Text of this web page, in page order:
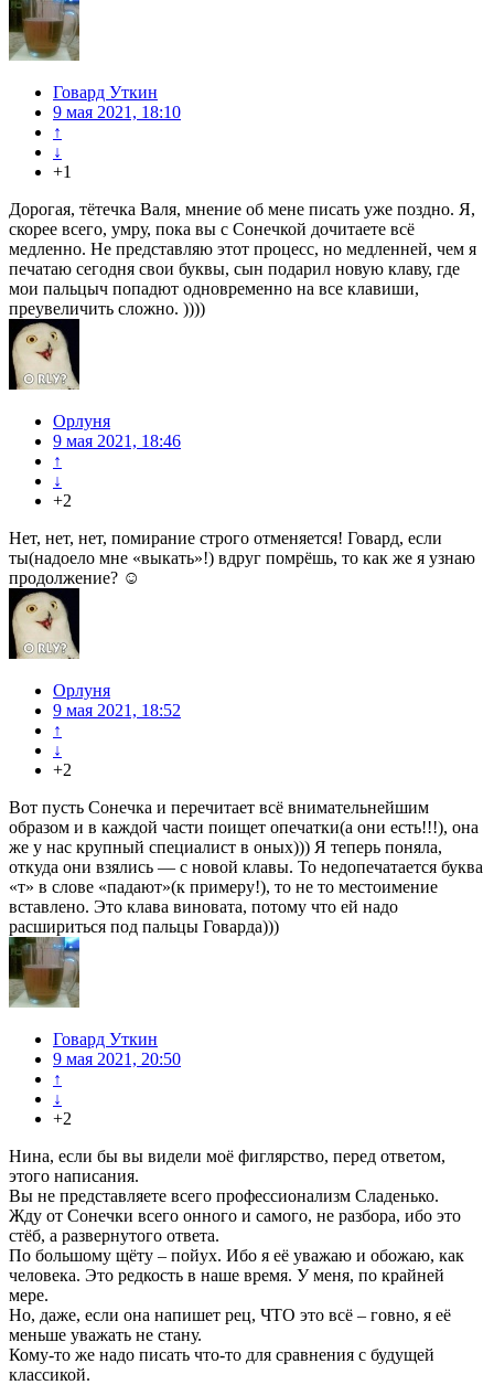
Говард Уткин
9 мая 2021, 18:10
↑
↓
+1
Дорогая, тётечка Валя, мнение об мене писать уже поздно. Я,
скорее всего, умру, пока вы с Сонечкой дочитаете всё
медленно. Не представляю этот процесс, но медленней, чем я
печатаю сегодня свои буквы, сын подарил новую клаву, где
мои пальцыч попадют одновременно на все клавиши,
преувеличить сложно. ))))
Орлуня
9 мая 2021, 18:46
↑
↓
+2
Нет, нет, нет, помирание строго отменяется! Говард, если
ты(надоело мне «выкать»!) вдруг помрёшь, то как же я узнаю
продолжение? ☺
Орлуня
9 мая 2021, 18:52
↑
↓
+2
Вот пусть Сонечка и перечитает всё внимательнейшим
образом и в каждой части поищет опечатки(а они есть!!!), она
же у нас крупный специалист в оных))) Я теперь поняла,
откуда они взялись — с новой клавы. То недопечатается буква
«т» в слове «падают»(к примеру!), то не то местоимение
вставлено. Это клава виновата, потому что ей надо
расшириться под пальцы Говарда)))
Говард Уткин
9 мая 2021, 20:50
↑
↓
+2
Нина, если бы вы видели моё фиглярство, перед ответом,
этого написания.
Вы не представляете всего профессионализм Сладенько.
Жду от Сонечки всего онного и самого, не разбора, ибо это
стёб, а развернутого ответа.
По большому щёту – пойух. Ибо я её уважаю и обожаю, как
человека. Это редкость в наше время. У меня, по крайней
мере.
Но, даже, если она напишет рец, ЧТО это всё – говно, я её
меньше уважать не стану.
Кому-то же надо писать что-то для сравнения с будущей
классикой.